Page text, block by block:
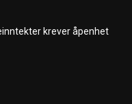
krever åpenhet